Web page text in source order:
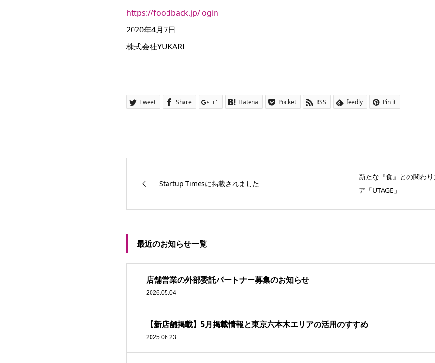
https://foodback.jp/login
2020年4月7日
株式会社YUKARI
Tweet Share +1 Hatena Pocket RSS feedly Pin it
Startup Timesに掲載されました
新たな『食』との関わ
ア「UTAGE」
最近のお知らせ一覧
店舗営業の外部委託パートナー募集のお知らせ
2026.05.04
【新店舗掲載】5月掲載情報と東京六本木エリアの活用のすすめ
2025.06.23